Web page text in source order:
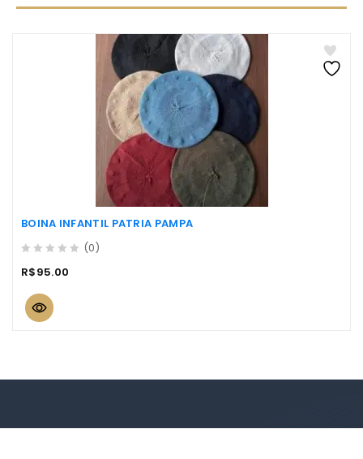
BOINA INFANTIL PATRIA PAMPA
out
5
(0)
R$95.00